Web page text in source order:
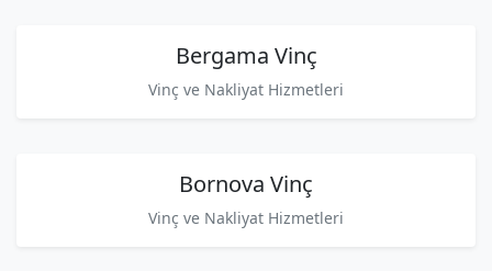
Bergama Vinç
Vinç ve Nakliyat Hizmetleri
Bornova Vinç
Vinç ve Nakliyat Hizmetleri